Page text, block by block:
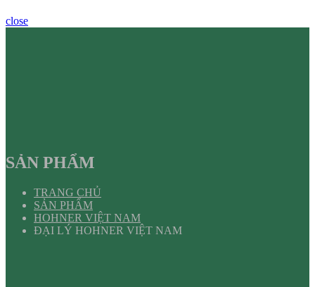
close
SẢN PHẨM
TRANG CHỦ
SẢN PHẨM
HOHNER VIỆT NAM
ĐẠI LÝ HOHNER VIỆT NAM